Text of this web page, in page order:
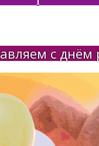
с днём